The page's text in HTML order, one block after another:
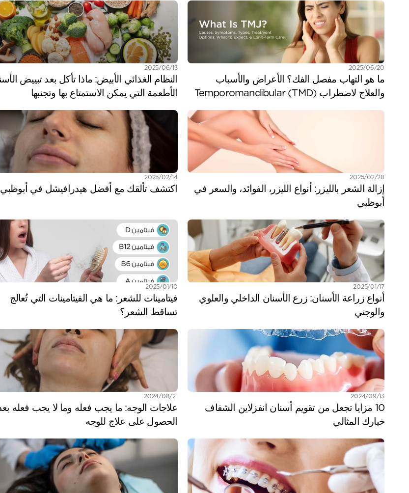
20‏/06‏/2025
والعلاج لاضطراب Temporomandibular (TMD)
13‏/06‏/2025
الأطعمة التي يمكن الاستمتاع بها وتجنبها
28‏/02‏/2025
أبوظبي
14‏/02‏/2025
اكتشف تألقك مع أفضل هيدرافيشل في أبوظبي
17‏/01‏/2025
والوجني
10‏/01‏/2025
تساقط الشعر؟
13‏/09‏/2024
خيارك المثالي
21‏/08‏/2024
الحصول على علاج للوجه